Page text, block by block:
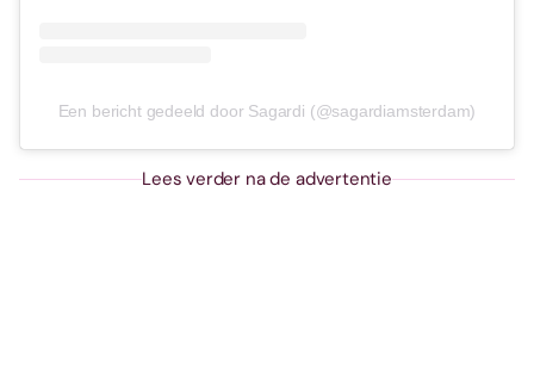
Een bericht gedeeld door Sagardi (@sagardiamsterdam)
Lees verder na de advertentie